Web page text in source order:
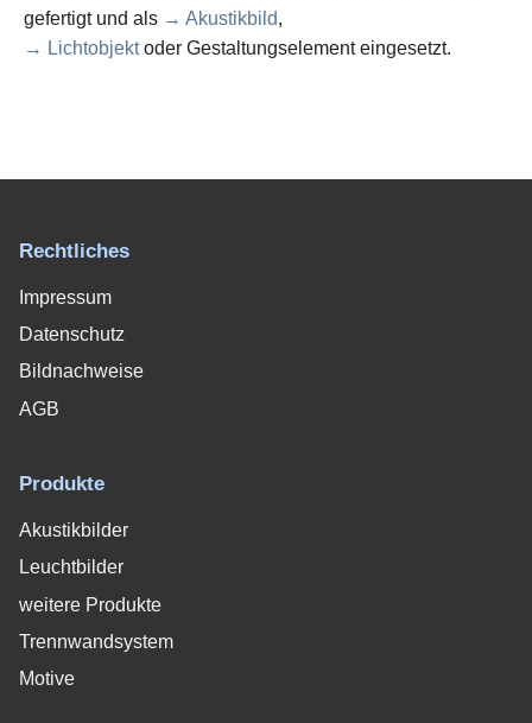
gefertigt und als → Akustikbild,
→ Lichtobjektoder Gestaltungselement eingesetzt.
Rechtliches
Impressum
Datenschutz
Bildnachweise
AGB
Produkte
Akustikbilder
Leuchtbilder
weitere Produkte
Trennwandsystem
Motive